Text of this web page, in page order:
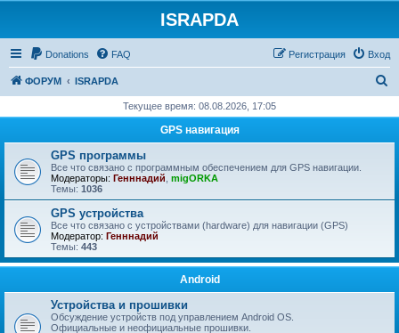
ISRAPDA
Donations FAQ Вход
Регистрация
ФОРУМ ISRAPDA
с
Текущее время: 08.08.2026, 17:05
GPS навигация
GPS программы
Все что связано с программным обеспечением для GPS навигации.
Модераторы: Генннадий migORKA
Темы: 1036
GPS устройства
Все что связано с устройствами (hardware) для навигации (GPS)
Модератор: Генннадий
Темы: 443
Android
Устройства и прошивки
Обсуждение устройств под управлением Android OS.
Официальные и неофициальные прошивки.